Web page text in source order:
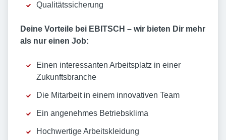
Qualitätssicherung
Deine Vorteile bei EBITSCH – wir bieten Dir mehr
als nur einen Job:
Einen interessanten Arbeitsplatz in einer
Zukunftsbranche
Die Mitarbeit in einem innovativen Team
Ein angenehmes Betriebsklima
Hochwertige Arbeitskleidung